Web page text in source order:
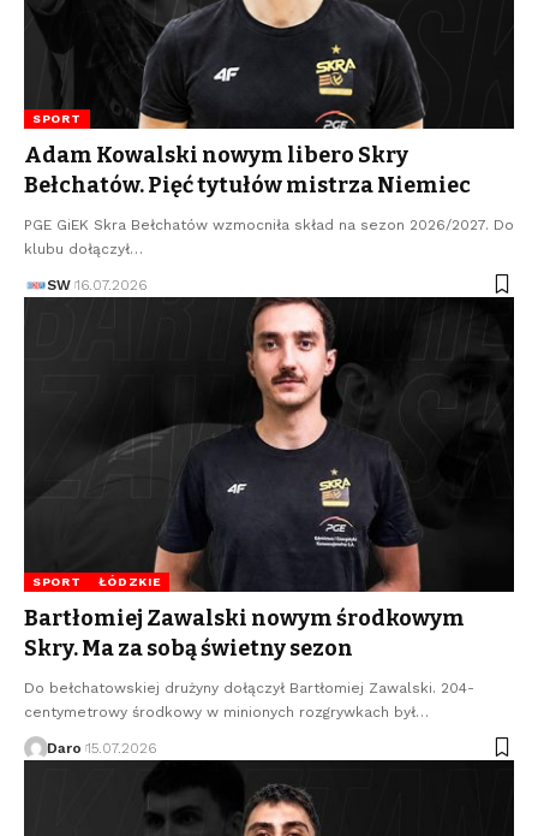
SPORT
Adam Kowalski nowym libero Skry
Bełchatów. Pięć tytułów mistrza Niemiec
PGE GiEK Skra Bełchatów wzmocniła skład na sezon 2026/2027. Do
klubu dołączył…
SW 16.07.2026
SPORT ŁÓDZKIE
Bartłomiej Zawalski nowym środkowym
Skry. Ma za sobą świetny sezon
Do bełchatowskiej drużyny dołączył Bartłomiej Zawalski. 204-
centymetrowy środkowy w minionych rozgrywkach był…
Daro 15.07.2026